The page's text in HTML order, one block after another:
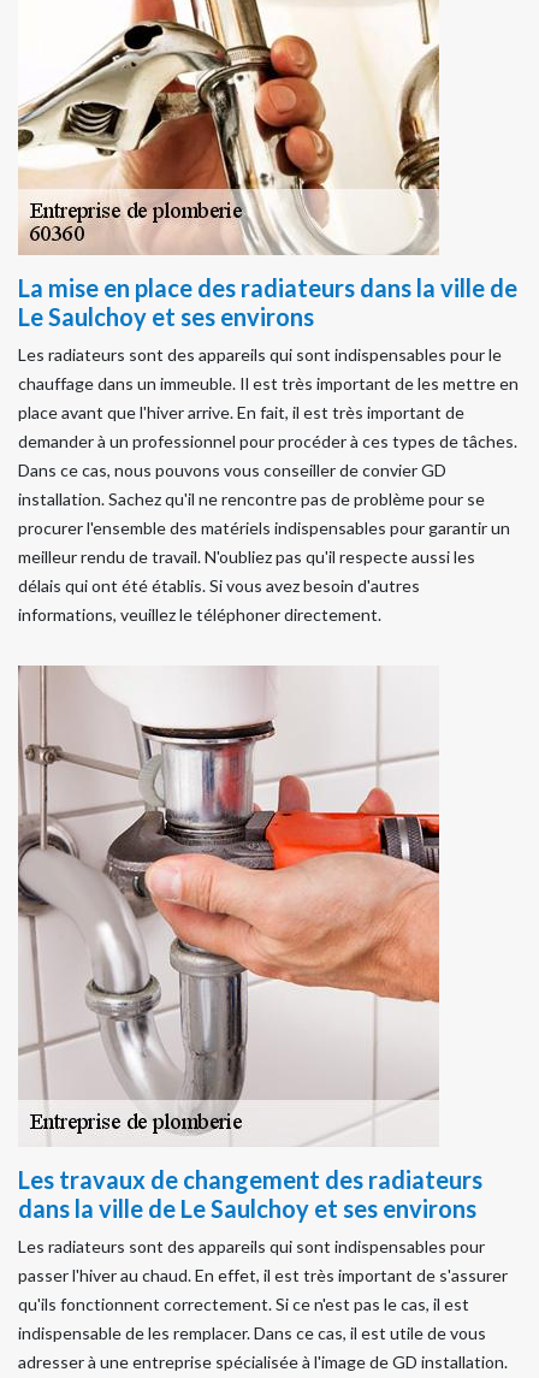
La mise en place des radiateurs dans la ville de
Le Saulchoy et ses environs
Les radiateurs sont des appareils qui sont indispensables pour le
chauffage dans un immeuble. Il est très important de les mettre en
place avant que l'hiver arrive. En fait, il est très important de
demander à un professionnel pour procéder à ces types de tâches.
Dans ce cas, nous pouvons vous conseiller de convier GD
installation. Sachez qu'il ne rencontre pas de problème pour se
procurer l'ensemble des matériels indispensables pour garantir un
meilleur rendu de travail. N'oubliez pas qu'il respecte aussi les
délais qui ont été établis. Si vous avez besoin d'autres
informations, veuillez le téléphoner directement.
Les travaux de changement des radiateurs
dans la ville de Le Saulchoy et ses environs
Les radiateurs sont des appareils qui sont indispensables pour
passer l'hiver au chaud. En effet, il est très important de s'assurer
qu'ils fonctionnent correctement. Si ce n'est pas le cas, il est
indispensable de les remplacer. Dans ce cas, il est utile de vous
adresser à une entreprise spécialisée à l'image de GD installation.